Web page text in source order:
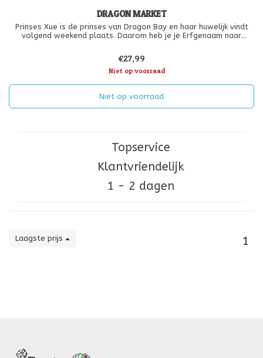
DRAGON MARKET
Prinses Xue is de prinses van Dragon Bay en haar huwelijk vindt
volgend weekend plaats. Daarom heb je je Erfgenaam naar
lastige karw
€27,99
Niet op voorraad
Niet op voorraad
Topservice
Klantvriendelijk
1 - 2 dagen
Laagste prijs 1